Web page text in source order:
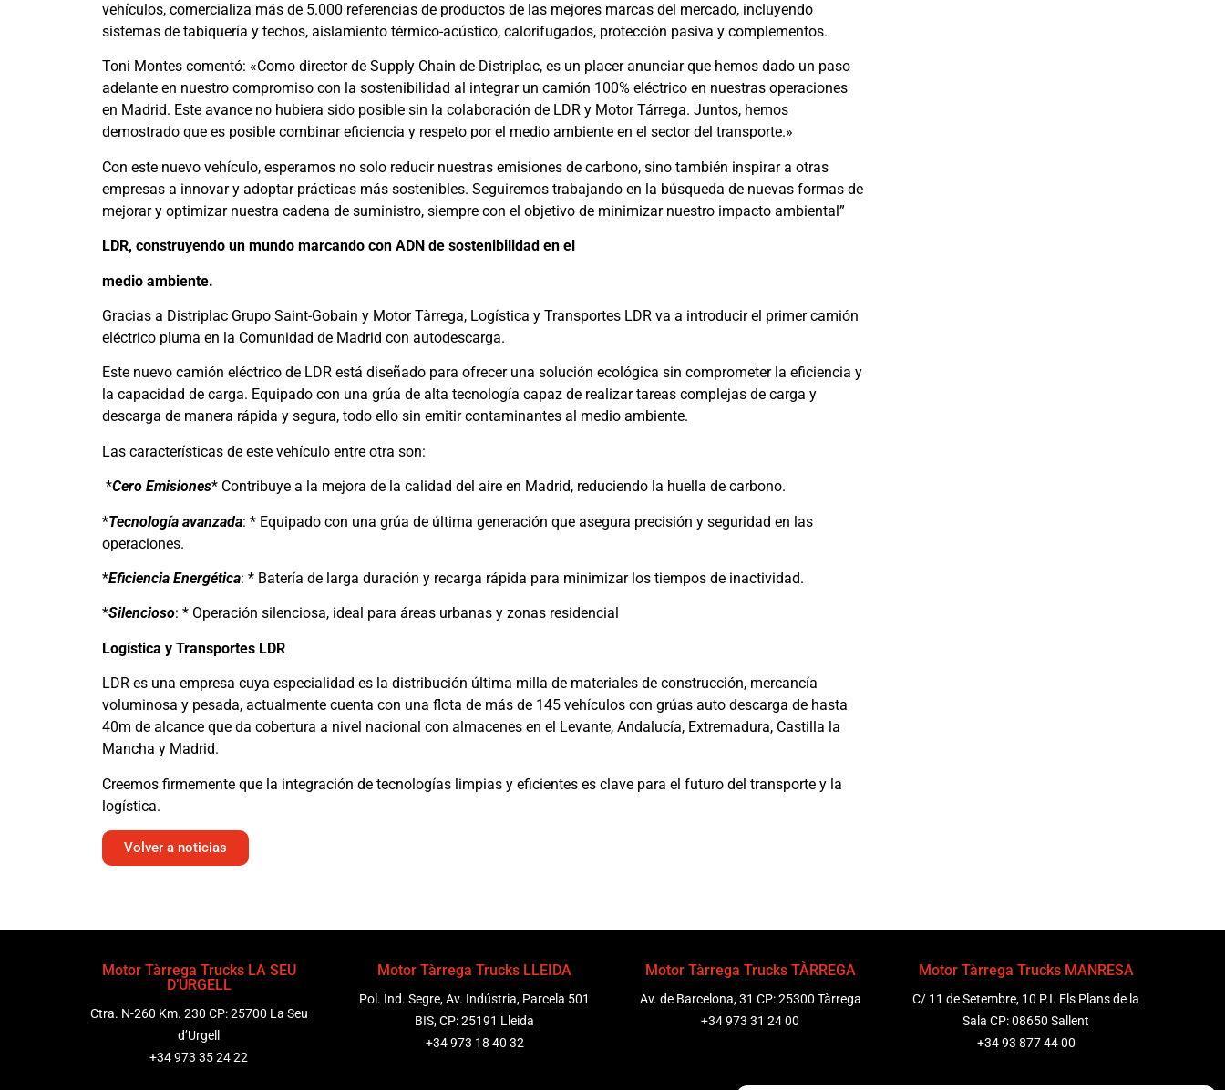
vehículos, comercializa más de 5.000 referencias de productos de las mejores marcas del mercado, incluyendo
sistemas de tabiquería y techos, aislamiento térmico-acústico, calorifugados, protección pasiva y complementos.
Toni Montes comentó: «Como director de Supply Chain de Distriplac, es un placer anunciar que hemos dado un paso
adelante en nuestro compromiso con la sostenibilidad al integrar un camión 100% eléctrico en nuestras operaciones
en Madrid. Este avance no hubiera sido posible sin la colaboración de LDR y Motor Tárrega. Juntos, hemos
demostrado que es posible combinar eficiencia y respeto por el medio ambiente en el sector del transporte.»
Con este nuevo vehículo, esperamos no solo reducir nuestras emisiones de carbono, sino también inspirar a otras
empresas a innovar y adoptar prácticas más sostenibles. Seguiremos trabajando en la búsqueda de nuevas formas de
mejorar y optimizar nuestra cadena de suministro, siempre con el objetivo de minimizar nuestro impacto ambiental”
LDR, construyendo un mundo marcando con ADN de sostenibilidad en el
medio ambiente.
Gracias a Distriplac Grupo Saint-Gobain y Motor Tàrrega, Logística y Transportes LDR va a introducir el primer camión
eléctrico pluma en la Comunidad de Madrid con autodescarga.
Este nuevo camión eléctrico de LDR está diseñado para ofrecer una solución ecológica sin comprometer la eficiencia y
la capacidad de carga. Equipado con una grúa de alta tecnología capaz de realizar tareas complejas de carga y
descarga de manera rápida y segura, todo ello sin emitir contaminantes al medio ambiente.
Las características de este vehículo entre otra son:
*Cero Emisiones* Contribuye a la mejora de la calidad del aire en Madrid, reduciendo la huella de carbono.
*Tecnología avanzada: * Equipado con una grúa de última generación que asegura precisión y seguridad en las
operaciones.
*Eficiencia Energética: * Batería de larga duración y recarga rápida para minimizar los tiempos de inactividad.
*Silencioso: * Operación silenciosa, ideal para áreas urbanas y zonas residencial
Logística y Transportes LDR
LDR es una empresa cuya especialidad es la distribución última milla de materiales de construcción, mercancía
voluminosa y pesada, actualmente cuenta con una flota de más de 145 vehículos con grúas auto descarga de hasta
40m de alcance que da cobertura a nivel nacional con almacenes en el Levante, Andalucía, Extremadura, Castilla la
Mancha y Madrid.
Creemos firmemente que la integración de tecnologías limpias y eficientes es clave para el futuro del transporte y la
logística.
Volver a noticias
Motor Tàrrega Trucks LA SEU
D’URGELL
Ctra. N-260 Km. 230 CP: 25700 La Seu
d’Urgell
+34 973 35 24 22
Motor Tàrrega Trucks LLEIDA
Pol. Ind. Segre, Av. Indústria, Parcela 501
BIS, CP: 25191 Lleida
+34 973 18 40 32
Motor Tàrrega Trucks TÀRREGA
Av. de Barcelona, 31 CP: 25300 Tàrrega
+34 973 31 24 00
Motor Tàrrega Trucks MANRESA
C/ 11 de Setembre, 10 P.I. Els Plans de la
Sala CP: 08650 Sallent
+34 93 877 44 00